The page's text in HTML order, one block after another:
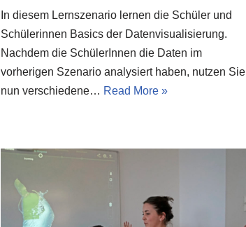
In diesem Lernszenario lernen die Schüler und
Schülerinnen Basics der Datenvisualisierung.
Nachdem die SchülerInnen die Daten im
vorherigen Szenario analysiert haben, nutzen Sie
nun verschiedene… Read More »